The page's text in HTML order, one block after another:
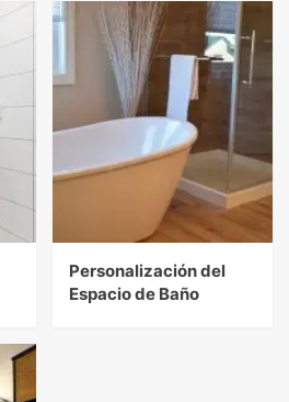
Personalización del
Espacio de Baño